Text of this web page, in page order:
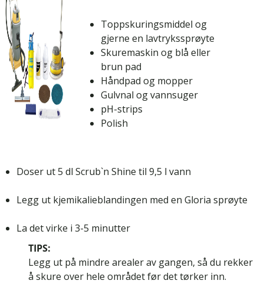
Toppskuringsmiddel og
gjerne en lavtrykssprøyte
Skuremaskin og blå eller
brun pad
Håndpad og mopper
Gulvnal og vannsuger
pH-strips
Polish
Doser ut 5 dl Scrub`n Shine til 9,5 l vann
Legg ut kjemikalieblandingen med en Gloria sprøyte
La det virke i 3-5 minutter
TIPS:
Legg ut på mindre arealer av gangen, så du rekker
å skure over hele området før det tørker inn.